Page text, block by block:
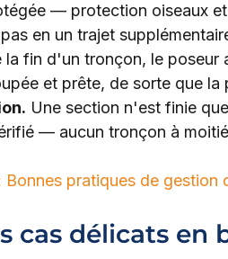
— protection oiseaux
en un trajet
fin d'un tronçon, le poseur
et prête, de sorte que
Une section n'est finie
— aucun tronçon à
Bonnes pratiques de gestion
cas délicats en